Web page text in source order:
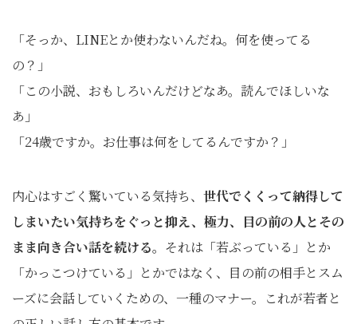
「そっか、LINEとか使わないんだね。何を使ってる
の？」
「この小説、おもしろいんだけどなあ。読んでほしいな
あ」
「24歳ですか。お仕事は何をしてるんですか？」
内心はすごく驚いている気持ち、 世代でくくって納得して
しまいたい気持ちをぐっと抑え、極力、目の前の人とその
まま向き合い話を続ける。 それは「若ぶっている」とか
「かっこつけている」とかではなく、目の前の相手とスム
ーズに会話していくための、一種のマナー。これが若者と